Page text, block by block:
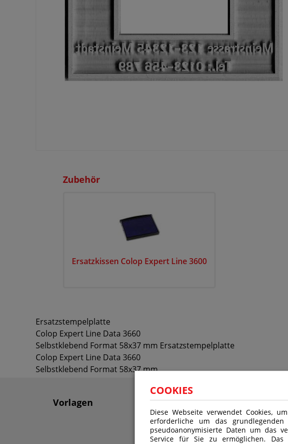
COOKIES
Diese Webseite verwendet Cookies,
erforderliche um das
pseudoanonymisierte Daten um das
Service für Sie zu ermöglichen.
Zubehör
Ersatzkissen Colop Expert Line 3600
Ersatzstempelplatte
Colop Expert Line Data 3660
Selbstklebend Format 58x37 mm Ersatzstempelplatte
Colop Expert Line Data 3660
Selbstklebend Format 58x37 mm
Vorlagen